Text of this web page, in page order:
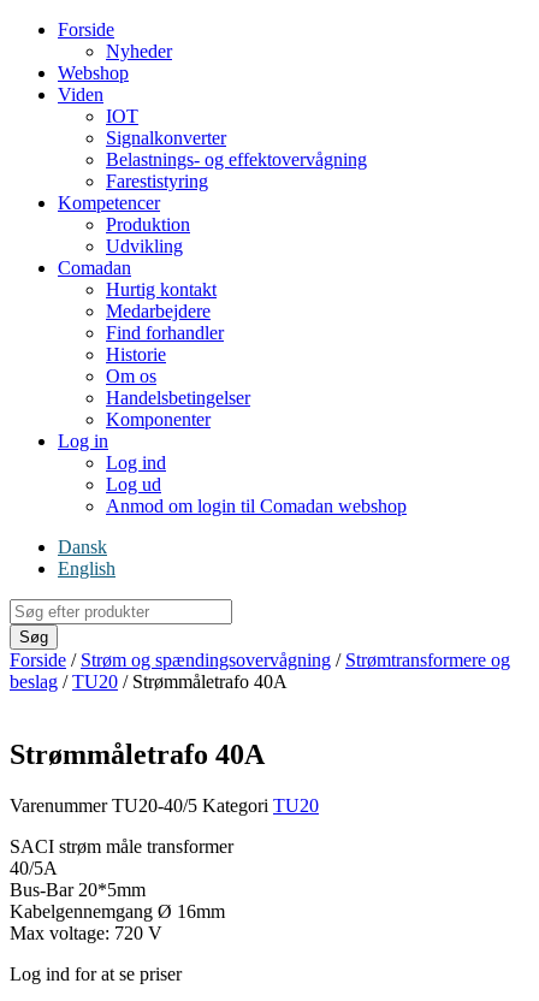
Forside
Nyheder
Webshop
Viden
IOT
Signalkonverter
Belastnings- og effektovervågning
Farestistyring
Kompetencer
Produktion
Udvikling
Comadan
Hurtig kontakt
Medarbejdere
Find forhandler
Historie
Om os
Handelsbetingelser
Komponenter
Log in
Log ind
Log ud
Anmod om login til Comadan webshop
Dansk
English
Products
search
Søg
Forside / Strøm og spændingsovervågning / Strømtransformere og
beslag /TU20 / Strømmåletrafo 40A
Strømmåletrafo 40A
VarenummerTU20-40/5 Kategori TU20
SACI strøm måle transformer
40/5A
Bus-Bar 20*5mm
Kabelgennemgang Ø 16mm
Max voltage: 720 V
Log ind for at se priser